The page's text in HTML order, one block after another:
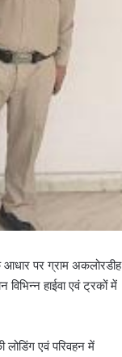
आधार पर ग्राम अकलोरडीह
हाईवा एवं ट्रकों में
लोडिंग एवं परिवहन में